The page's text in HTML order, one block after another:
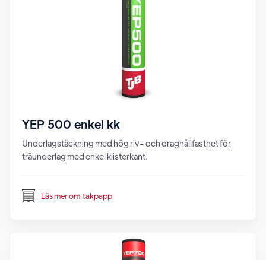
YEP 500 enkel kk
Underlagstäckning med hög riv- och draghållfasthet för
träunderlag med enkel klisterkant.
Läs mer om takpapp